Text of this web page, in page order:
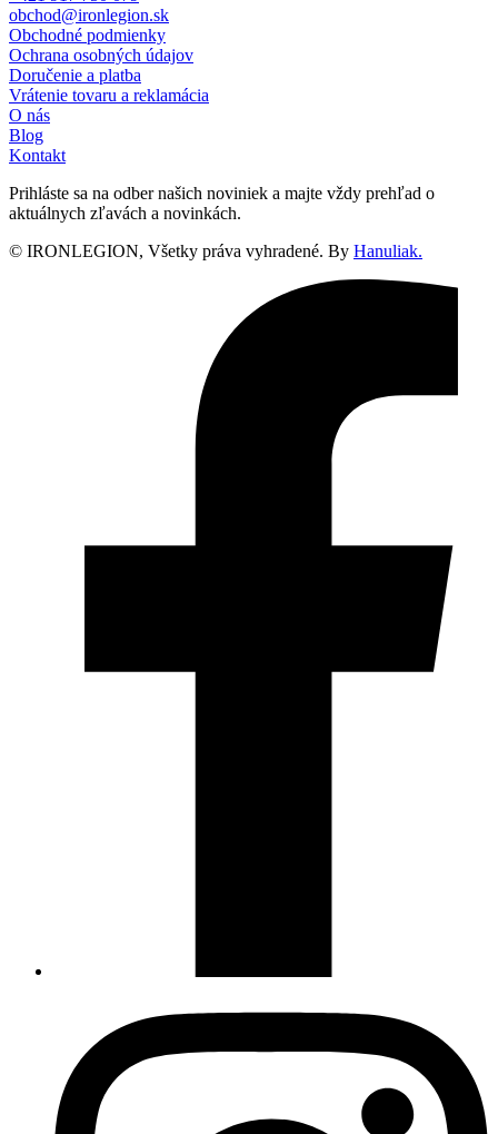
obchod@ironlegion.sk
Obchodné podmienky
Ochrana osobných údajov
Doručenie a platba
Vrátenie tovaru a reklamácia
O nás
Blog
Kontakt
Prihláste sa na odber našich noviniek a majte vždy prehľad o
aktuálnych zľavách a novinkách.
© IRONLEGION, Všetky práva vyhradené. By Hanuliak.